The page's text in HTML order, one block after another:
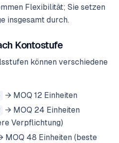
Flexibilität; Sie setzen
insgesamt durch.
Kontostufe
können verschiedene
→ MOQ 12 Einheiten
→ MOQ 24 Einheiten
Verpflichtung)
MOQ 48 Einheiten (beste